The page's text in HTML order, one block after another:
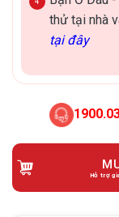
thử tại nhà
tại đây
Hỗ trợ